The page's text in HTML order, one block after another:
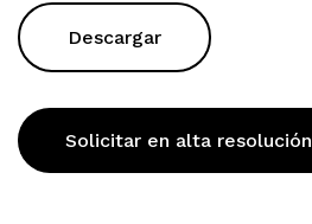
Descargar
Solicitar en alta resolución